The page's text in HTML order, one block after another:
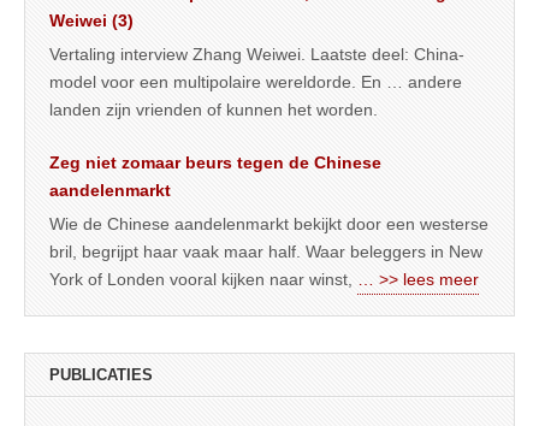
Weiwei (3)
Vertaling interview Zhang Weiwei. Laatste deel: China-
model voor een multipolaire wereldorde. En … andere
landen zijn vrienden of kunnen het worden.
Zeg niet zomaar beurs tegen de Chinese
aandelenmarkt
Wie de Chinese aandelenmarkt bekijkt door een westerse
bril, begrijpt haar vaak maar half. Waar beleggers in New
York of Londen vooral kijken naar winst, … >> lees meer
PUBLICATIES